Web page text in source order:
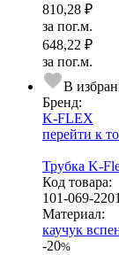
810,28 ₽
за пог.м.
648,22 ₽
за пог.м.
В
Бренд:
K-FLEX
перейти к
Трубка K-
Код товара:
101-069-
Ма­­те­­ри­­ал:
каучук
-20%